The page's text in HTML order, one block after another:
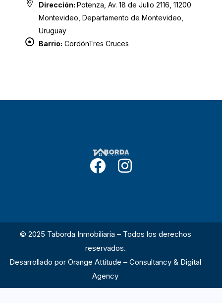
Dirección:Potenza, Av. 18 de Julio 2116, 11200
Montevideo, Departamento de Montevideo,
Uruguay
Barrio: CordónTres Cruces
© 2025 Taborda Inmobiliaria – Todos los derechos
reservados.
Desarrollado porOrange Attitude – Consultancy & Digital
Agency